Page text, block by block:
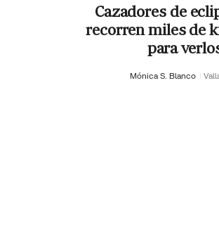
Cazadores de
recorren miles de
para
Mónica S. Blanco